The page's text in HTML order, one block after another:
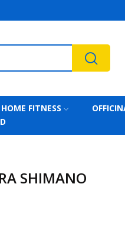
HOME FITNESS
SHIMANO